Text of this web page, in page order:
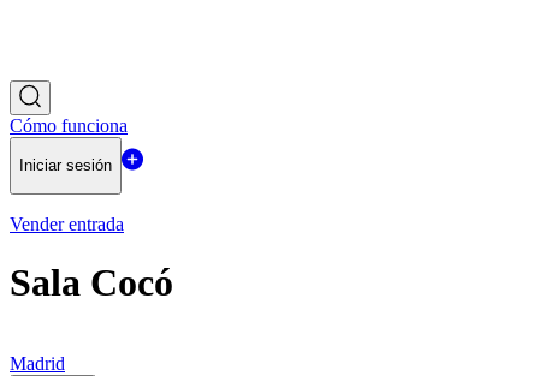
Cómo funciona
Iniciar sesión
Vender entrada
Sala Cocó
Madrid